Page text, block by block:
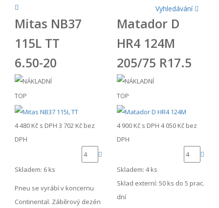
Vyhledávání
Mitas NB37
115L TT
6.50-20
TOP
4 480 Kč s DPH 3 702 Kč bez
DPH
Skladem: 6 ks
Pneu se vyrábí v koncernu
Continental. Záběrový dezén
Matador D
HR4 124M
205/75 R17.5
TOP
4 900 Kč s DPH 4 050 Kč bez
DPH
Skladem: 4 ks
Sklad externí: 50 ks do 5 prac.
dní